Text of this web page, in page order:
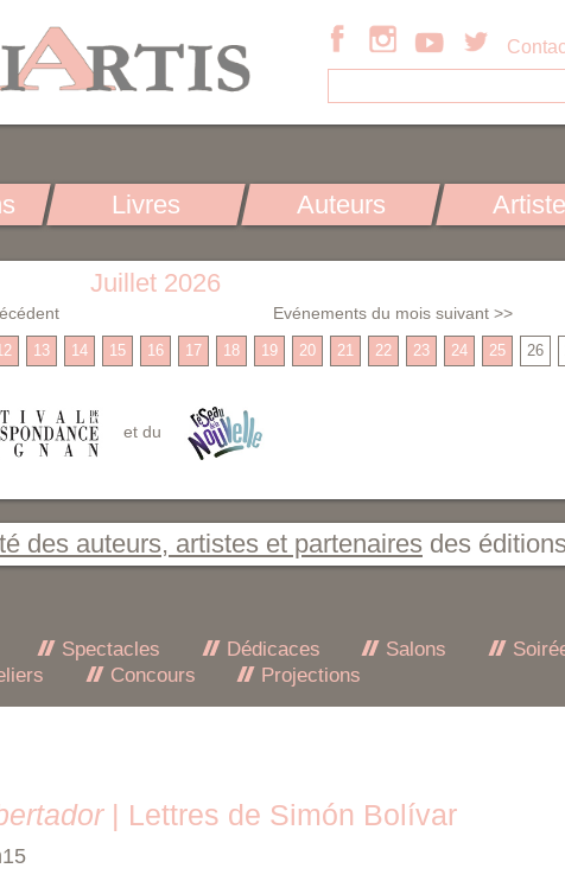
Livres Auteurs
Juillet 2026
Evénements du mois suivant >>
13 14 15 16 17 18 19 20 21 22 23 24 25 26
et du
des auteurs, artistes et partenaires des
Spectacles Dédicaces Salons
Concours Projections
| Lettres de Simón Bolívar